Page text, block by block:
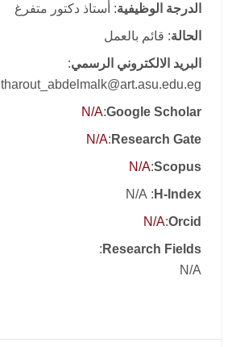
الدرجة الوظيفية: أستاذ دكتور متفرغ
الحالة: قائم بالعمل
البريد الالكتروني الرسمي:
tharout_abdelmalk@art.asu.edu.eg
Google Scholar
:
N/A
Research Gate
:
N/A
Scopus
:
N/A
H-Index
: N/A
Orcid
:
N/A
Research Fields
:
N/A